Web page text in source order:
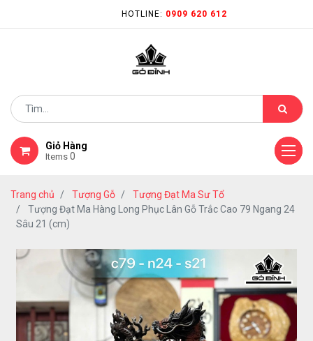
HOTLINE: 0909 620 612
Giỏ Hàng
Items 0
Trang chủ Tượng Gỗ
Tượng Đạt Ma Sư Tổ
Tượng Đạt Ma Hàng Long Phục Lân Gỗ Trắc Cao 79 Ngang 24
Sâu 21 (cm)